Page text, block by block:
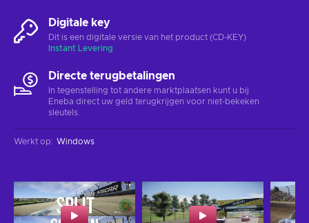
Digitale key
Dit is een digitale versie van het product (CD-KEY)
Instant Levering
Directe terugbetalingen
In tegenstelling tot andere marktplaatsen kunt u bij
Eneba direct uw geld terugkrijgen voor niet-bekeken
sleutels.
Werkt op: Windows